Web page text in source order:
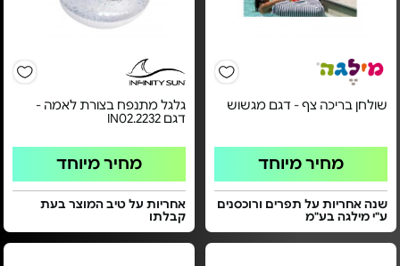
שולחן בריכה צף - דגם מגשוש
מחיר מיוחד
שנה אחריות על תפרים ורוכסנים
ע"י מילגה בע"מ
גלגל מתנפח בצורת לאמה -
דגם IN02.2232
מחיר מיוחד
אחריות על טיב המוצר בעת
קבלתו